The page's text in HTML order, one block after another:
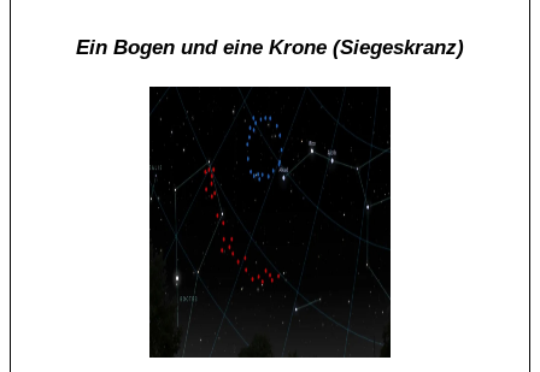
Ein Bogen und eine Krone (Siegeskranz)